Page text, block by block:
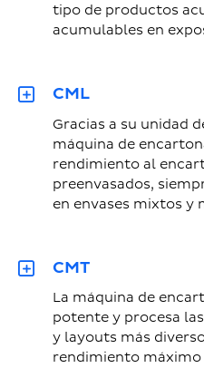
tipo de productos
acumulables en
CML
Gracias a su unidad
máquina de
rendimiento al
preenvasados,
en envases mixtos y
CMT
La máquina de
potente y procesa
y layouts más
rendimiento